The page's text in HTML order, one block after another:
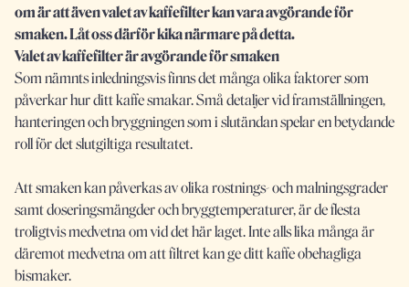
om är att även valet av kaffefilter kan vara avgörande för
smaken. Låt oss därför kika närmare på detta.
Valet av kaffefilter är avgörande för smaken
Som nämnts inledningsvis finns det många olika faktorer som
påverkar hur ditt kaffe smakar. Små detaljer vid framställningen,
hanteringen och bryggningen som i slutändan spelar en betydande
roll för det slutgiltiga resultatet.
Att smaken kan påverkas av olika rostnings- och malningsgrader
samt doseringsmängder och bryggtemperaturer, är de flesta
troligtvis medvetna om vid det här laget. Inte alls lika många är
däremot medvetna om att filtret kan ge ditt kaffe obehagliga
bismaker.